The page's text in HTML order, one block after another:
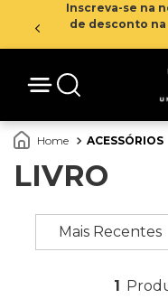
Inscreva-se na
de desconto
ACESSÓRIOS
LIVRO
Mais Recentes
1